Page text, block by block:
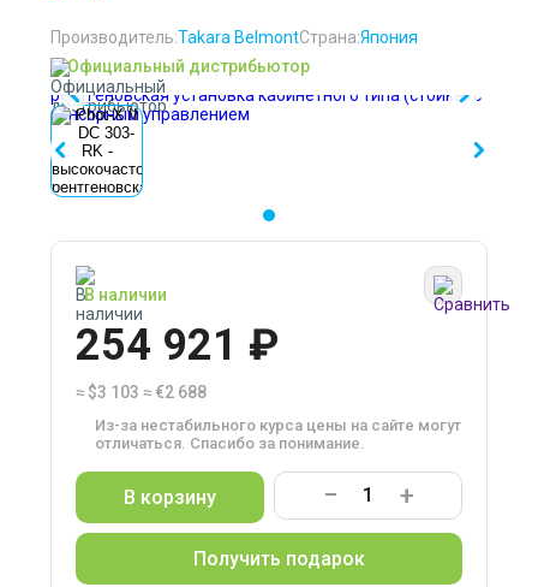
Производитель:Takara BelmontСтрана:Япония
Официальный дистрибьютор
В наличии
254 921 ₽
≈$3 103 ≈ €2 688
Из-за нестабильного курса цены на сайте могут
отличаться. Спасибо за понимание.
В корзину − +
Получить подарок